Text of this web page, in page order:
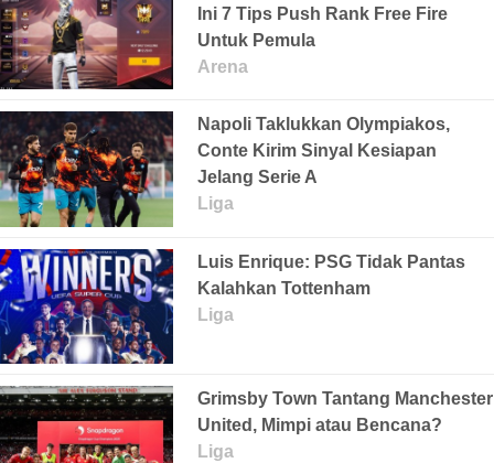
Ini 7 Tips Push Rank Free Fire
Untuk Pemula
Arena
Napoli Taklukkan Olympiakos,
Conte Kirim Sinyal Kesiapan
Jelang Serie A
Liga
Luis Enrique: PSG Tidak Pantas
Kalahkan Tottenham
Liga
Grimsby Town Tantang Manchester
United, Mimpi atau Bencana?
Liga